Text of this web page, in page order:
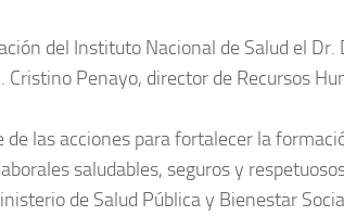
del Instituto Nacional de Salud el
Cristino Penayo, director de Recursos
las acciones para fortalecer la
saludables, seguros y
de Salud Pública y Bienestar